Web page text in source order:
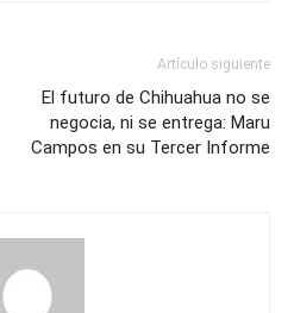
Artículo siguiente
El futuro de Chihuahua no se
negocia, ni se entrega: Maru
Campos en su Tercer Informe